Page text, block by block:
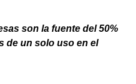
son la fuente del 50%
de un solo uso en el